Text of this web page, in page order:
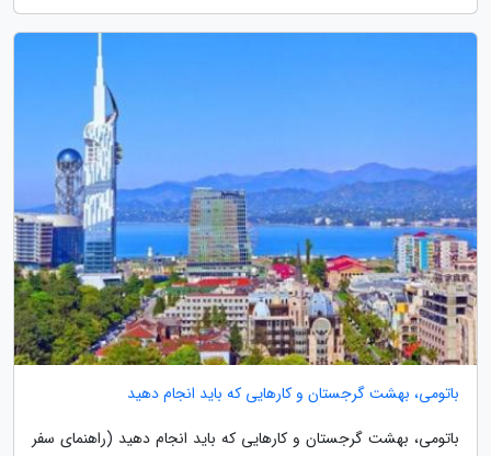
باتومی، بهشت گرجستان و کارهایی که باید انجام دهید
باتومی، بهشت گرجستان و کارهایی که باید انجام دهید (راهنمای سفر